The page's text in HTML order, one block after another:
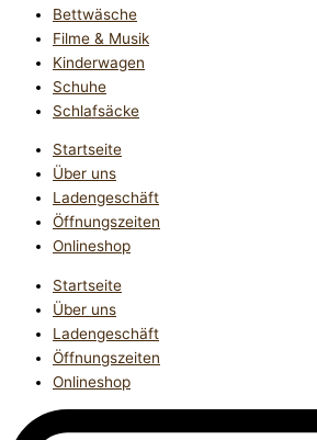
Bettwäsche
Filme & Musik
Kinderwagen
Schuhe
Schlafsäcke
Startseite
Über uns
Ladengeschäft
Öffnungszeiten
Onlineshop
Startseite
Über uns
Ladengeschäft
Öffnungszeiten
Onlineshop